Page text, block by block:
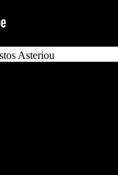
Asteriou